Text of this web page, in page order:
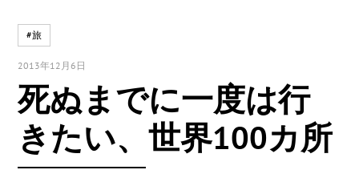
#旅
2013年12月6日
死ぬまでに一度は行
きたい、世界100カ所